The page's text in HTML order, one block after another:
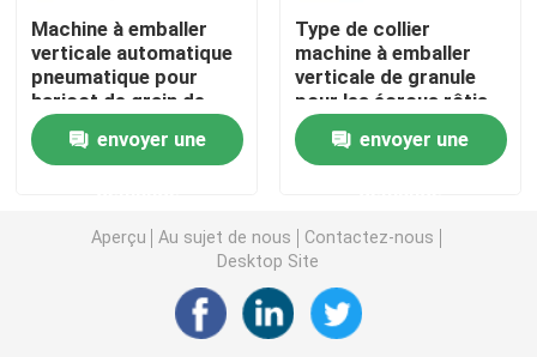
Machine de remplissage de bouteilles semi
Accessoires de machine à emballer
Machine à emballer
verticale automatique
pneumatique pour
haricot de grain de
poudre de riz le bon
envoyer une
Type de collier
machine à emballer
verticale de granule
pour les écrous rôtis
envoyer une
Aperçu Au sujet de nous
Contactez-nous
Desktop Site